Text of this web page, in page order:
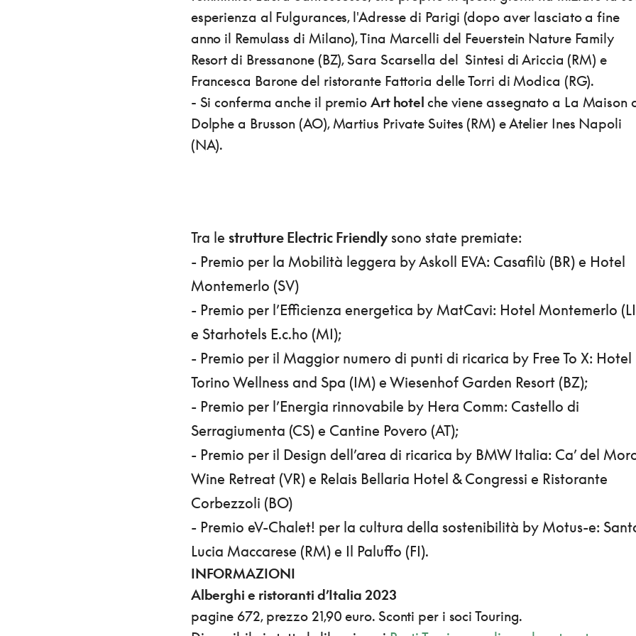
esperienza al Fulgurances, l'Adresse di Parigi (dopo aver lasciato a fine
anno il Remulass di Milano), Tina Marcelli del Feuerstein Nature Family
Resort di Bressanone (BZ), Sara Scarsella del Sintesi di Ariccia (RM) e
Francesca Barone del ristorante Fattoria delle Torri di Modica (RG).
- Si conferma anche il premio Art hotel che viene assegnato a La Maison
Dolphe a Brusson (AO), Martius Private Suites (RM) e Atelier Ines Napoli
(NA).
Tra le strutture Electric Friendlysono state premiate:
- Premio per la Mobilità leggera by Askoll EVA: Casafilù (BR) e Hotel
Montemerlo (SV)
- Premio per l’Efficienza energetica by MatCavi: Hotel Montemerlo
e Starhotels E.c.ho (MI);
- Premio per il Maggior numero di punti di ricarica by Free To X: Hotel
Torino Wellness and Spa (IM) e Wiesenhof Garden Resort (BZ);
- Premio per l’Energia rinnovabile by Hera Comm: Castello di
Serragiumenta (CS) e Cantine Povero (AT);
- Premio per il Design dell’area di ricarica by BMW Italia: Ca’ del
Wine Retreat (VR) e Relais Bellaria Hotel & Congressi e Ristorante
Corbezzoli (BO)
- Premio eV-Chalet! per la cultura della sostenibilità by Motus-e:
Lucia Maccarese (RM) e Il Paluffo (FI).
INFORMAZIONI
Alberghi e ristoranti d’Italia 2023
pagine 672, prezzo 21,90 euro. Sconti per i soci Touring.